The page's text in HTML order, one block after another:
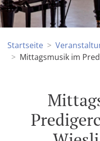
Startseite
Mittagsmusik im